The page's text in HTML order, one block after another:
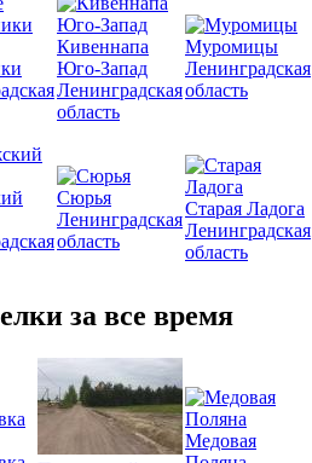
Кивеннапа
Юго-Запад
Ленинградская
область
Муромицы
Ленинградская
область
Сюрья
Ленинградская
область
Старая Ладога
Ленинградская
область
за все время
Медовая